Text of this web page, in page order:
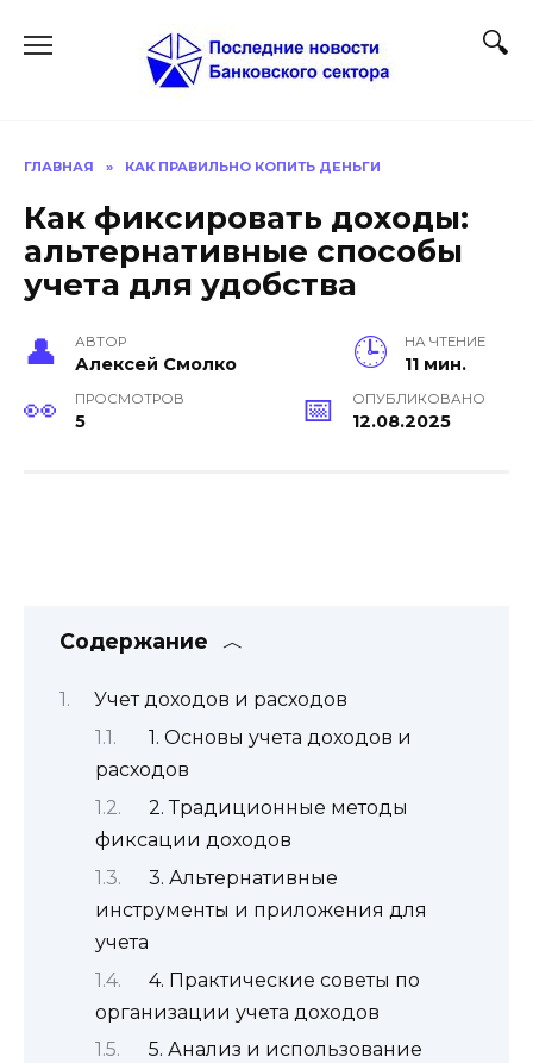
ГЛАВНАЯ » КАК ПРАВИЛЬНО КОПИТЬ ДЕНЬГИ
Как фиксировать доходы:
альтернативные способы
учета для удобства
АВТОР
Алексей Смолко
НА ЧТЕНИЕ
11 мин.
ПРОСМОТРОВ
5
ОПУБЛИКОВАНО
12.08.2025
Содержание
Учет доходов и расходов
1. Основы учета доходов и
расходов
2. Традиционные методы
фиксации доходов
3. Альтернативные
инструменты и приложения для
учета
4. Практические советы по
организации учета доходов
5. Анализ и использование